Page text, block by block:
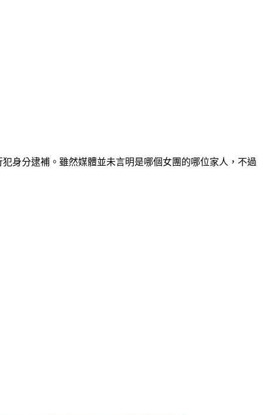
身分逮補。雖然媒體並未言明是哪個女團的哪位家人，不過